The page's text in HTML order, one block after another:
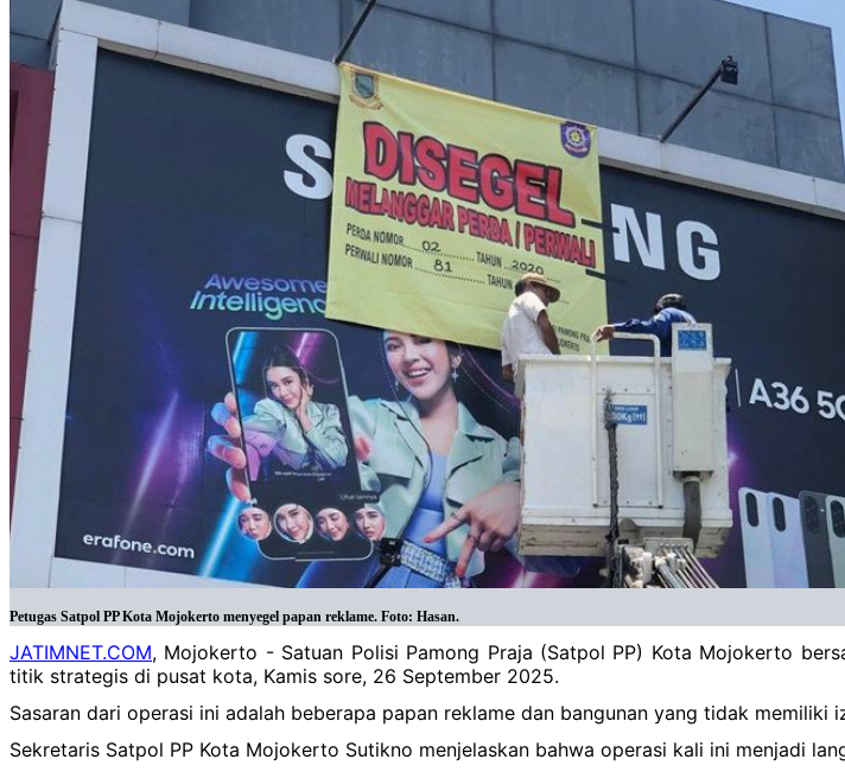
Petugas Satpol PP Kota Mojokerto menyegel papan reklame. Foto: Hasan.
JATIMNET.COM, Mojokerto - Satuan Polisi Pamong Praja (Satpol PP) Kota Mojokerto
titik strategis di pusat kota, Kamis sore, 26 September 2025.
Sasaran dari operasi ini adalah beberapa papan reklame dan bangunan yang tidak memiliki
Sekretaris Satpol PP Kota Mojokerto Sutikno menjelaskan bahwa operasi kali ini menjadi